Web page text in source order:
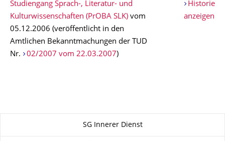
Studiengang Sprach-, Literatur- und
Kulturwissenschaften (PrOBA SLK) vom
05.12.2006 (veröffentlicht in den
Amtlichen Bekanntmachungen der TUD
Nr.
02/2007 vom 22.03.2007)
Historie
anzeigen
SG Innerer Dienst